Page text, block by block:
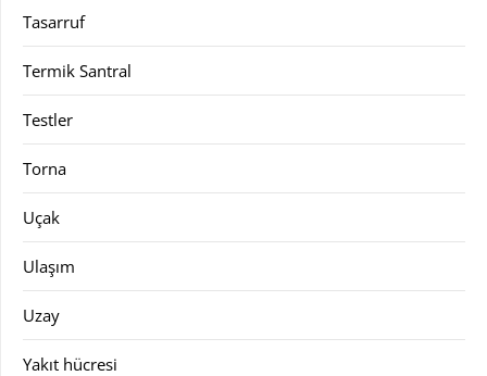
Tasarruf
Termik Santral
Testler
Torna
Uçak
Ulaşım
Uzay
Yakıt hücresi